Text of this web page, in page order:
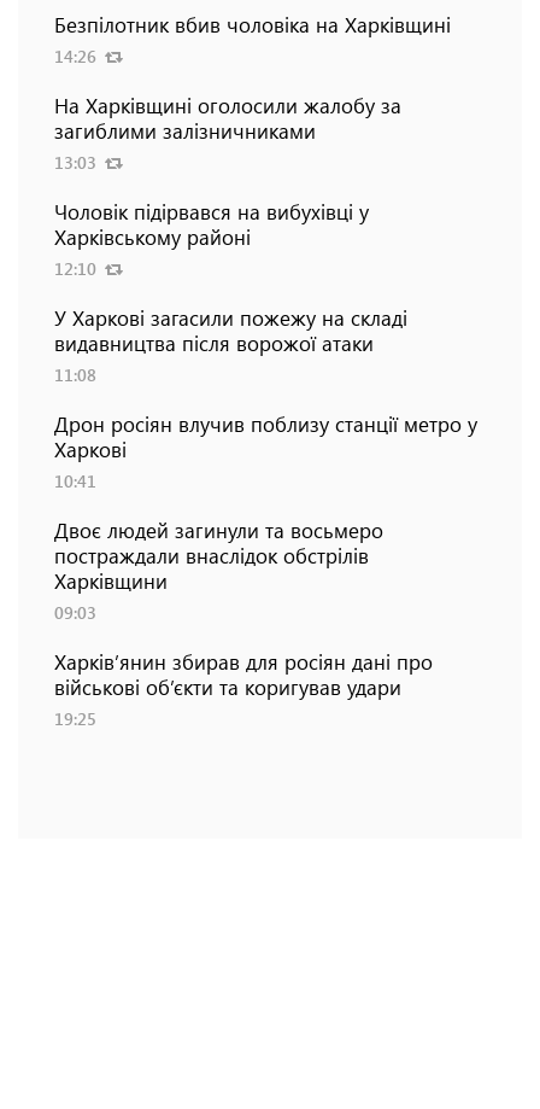
Безпілотник вбив чоловіка на Харківщині
14:26
На Харківщині оголосили жалобу за
загиблими залізничниками
13:03
Чоловік підірвався на вибухівці у
Харківському районі
12:10
У Харкові загасили пожежу на складі
видавництва після ворожої атаки
11:08
Дрон росіян влучив поблизу станції метро у
Харкові
10:41
Двоє людей загинули та восьмеро
постраждали внаслідок обстрілів
Харківщини
09:03
Харків’янин збирав для росіян дані про
військові об’єкти та коригував удари
19:25